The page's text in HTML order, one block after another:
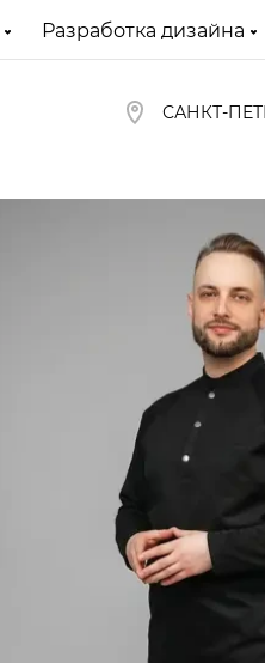
Разработка дизайна
САНКТ-